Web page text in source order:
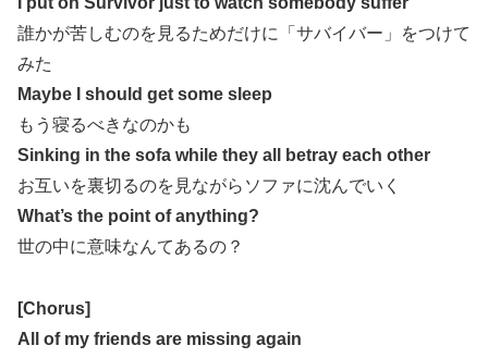
誰かが苦しむのを見るためだけに「サバイバー」をつけて
みた
Maybe I should get some sleep
もう寝るべきなのかも
Sinking in the sofa while they all betray each other
お互いを裏切るのを見ながらソファに沈んでいく
What’s the point of anything?
世の中に意味なんてあるの？
[Chorus]
All of my friends are missing again